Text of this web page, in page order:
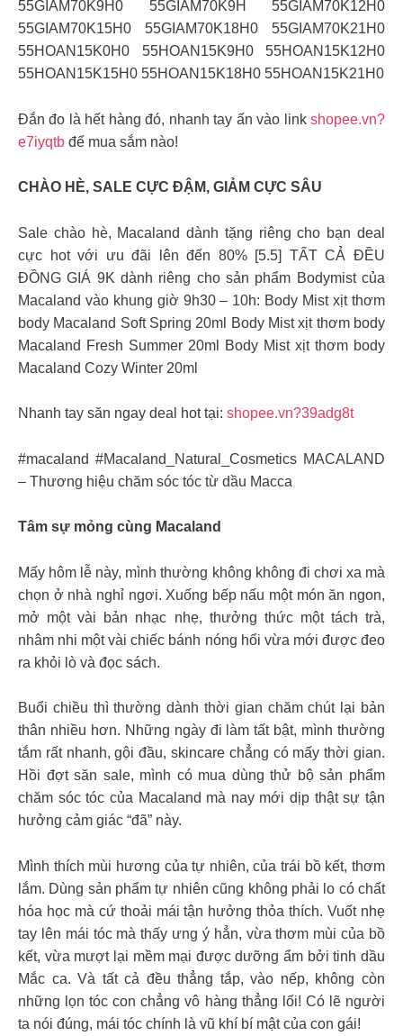
55GIAM70K9H0 55GIAM70K9H 55GIAM70K12H0
55GIAM70K15H0 55GIAM70K18H0 55GIAM70K21H0
55HOAN15K0H0 55HOAN15K9H0 55HOAN15K12H0
55HOAN15K15H0 55HOAN15K18H0 55HOAN15K21H0
Đắn đo là hết hàng đó, nhanh tay ấn vào link shopee.vn?
e7iyqtb để mua sắm nào!
CHÀO HÈ, SALE CỰC ĐẬM, GIẢM CỰC SÂU
Sale chào hè, Macaland dành tặng riêng cho bạn deal
cực hot với ưu đãi lên đến 80% [5.5] TẤT CẢ ĐỀU
ĐỒNG GIÁ 9K dành riêng cho sản phẩm Bodymist của
Macaland vào khung giờ 9h30 – 10h: Body Mist xịt thơm
body Macaland Soft Spring 20ml Body Mist xịt thơm body
Macaland Fresh Summer 20ml Body Mist xịt thơm body
Macaland Cozy Winter 20ml
Nhanh tay săn ngay deal hot tại: shopee.vn?39adg8t
#macaland #Macaland_Natural_Cosmetics MACALAND
– Thương hiệu chăm sóc tóc từ dầu Macca
Tâm sự mỏng cùng Macaland
Mấy hôm lễ này, mình thường không không đi chơi xa mà
chọn ở nhà nghỉ ngơi. Xuống bếp nấu một món ăn ngon,
mở một vài bản nhạc nhẹ, thưởng thức một tách trà,
nhâm nhi một vài chiếc bánh nóng hổi vừa mới được đeo
ra khỏi lò và đọc sách.
Buổi chiều thì thường dành thời gian chăm chút lại bản
thân nhiều hơn. Những ngày đi làm tất bật, mình thường
tắm rất nhanh, gội đầu, skincare chẳng có mấy thời gian.
Hồi đợt săn sale, mình có mua dùng thử bộ sản phẩm
chăm sóc tóc của Macaland mà nay mới dịp thật sự tận
hưởng cảm giác “đã” này.
Mình thích mùi hương của tự nhiên, của trái bồ kết, thơm
lắm. Dùng sản phẩm tự nhiên cũng không phải lo có chất
hóa học mà cứ thoải mái tận hưởng thỏa thích. Vuốt nhẹ
tay lên mái tóc mà thấy ưng ý hẳn, vừa thơm mùi của bồ
kết, vừa mượt lại mềm mại được dưỡng ẩm bởi tinh dầu
Mắc ca. Và tất cả đều thẳng tắp, vào nếp, không còn
những lọn tóc con chẳng vô hàng thẳng lối! Có lẽ người
ta nói đúng, mái tóc chính là vũ khí bí mật của con gái!